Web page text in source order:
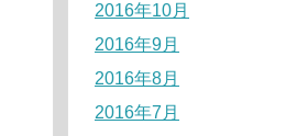
2016年10月
2016年9月
2016年8月
2016年7月